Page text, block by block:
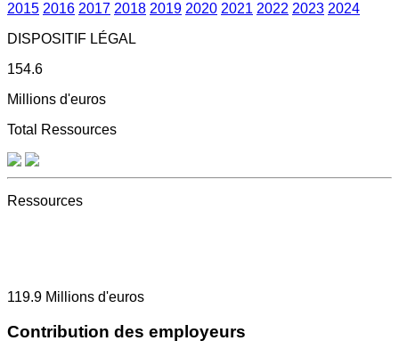
2015 2016 2017 2018 2019 2020 2021 2022 2023 2024
DISPOSITIF LÉGAL
154.6
Millions d'euros
Total Ressources
Ressources
119.9 Millions d'euros
Contribution des employeurs